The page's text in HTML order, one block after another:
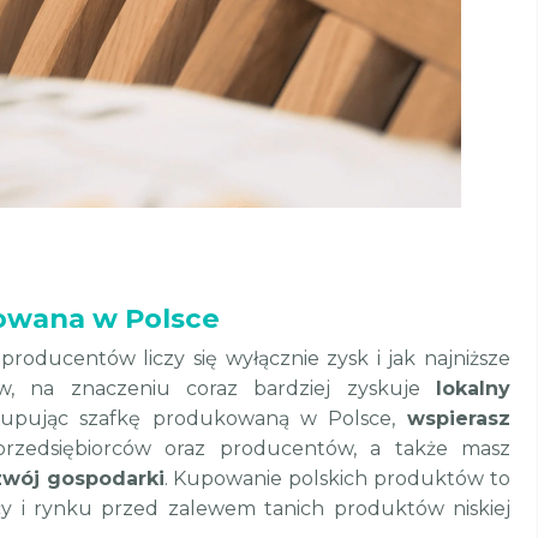
w Polsce
liczy się wyłącznie zysk i jak najniższe
na znaczeniu coraz bardziej zyskuje lokalny
szafkę produkowaną w Polsce,wspierasz
oraz producentów, a także masz
gospodarki. Kupowanie polskich produktów to
i rynku przed zalewem tanich produktów niskiej